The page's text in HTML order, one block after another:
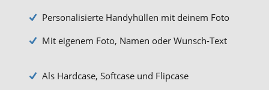
Personalisierte Handyhüllen mit deinem Foto
Mit eigenem Foto, Namen oder Wunsch-Text
Als Hardcase, Softcase und Flipcase